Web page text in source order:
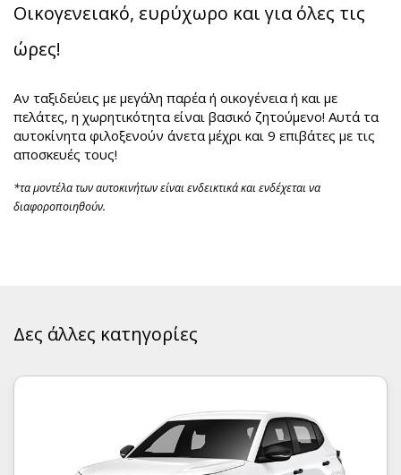
Οικογενειακό, ευρύχωρο και για όλες τις
ώρες!
Αν ταξιδεύεις με μεγάλη παρέα ή οικογένεια ή και με
πελάτες, η χωρητικότητα είναι βασικό ζητούμενο! Αυτά τα
αυτοκίνητα φιλοξενούν άνετα μέχρι και 9 επιβάτες με τις
αποσκευές τους!
*τα μοντέλα των αυτοκινήτων είναι ενδεικτικά και ενδέχεται να
διαφοροποιηθούν.
Δες άλλες κατηγορίες